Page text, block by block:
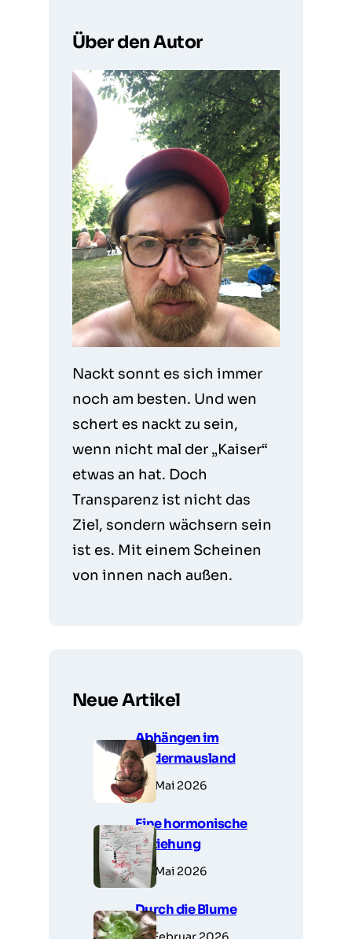
Über den Autor
Nackt sonnt es sich immer
noch am besten. Und wen
schert es nackt zu sein,
wenn nicht mal der „Kaiser“
etwas an hat. Doch
Transparenz ist nicht das
Ziel, sondern wächsern sein
ist es. Mit einem Scheinen
von innen nach außen.
Neue Artikel
Abhängen im
Fledermausland
28. Mai 2026
Eine hormonische
Beziehung
23. Mai 2026
Durch die Blume